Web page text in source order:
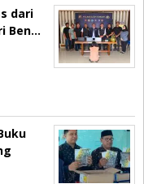
dari
Ben…